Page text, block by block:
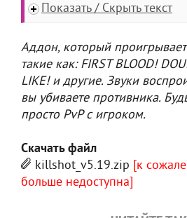
Показать / Скрыть текст
Аддон, который
такие как: FIRST BLOOD!
LIKE! и другие. Звуки
вы убиваете противника.
просто PvP с игроком.
Скачать файл
killshot_v5.19.zip [к
больше недоступна]